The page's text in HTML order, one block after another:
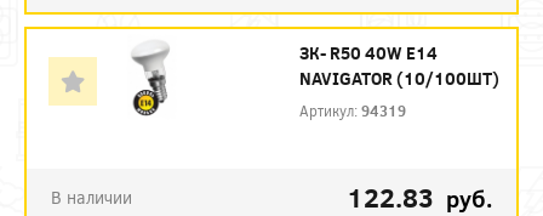
ЗК- R50 40W E14
NAVIGATOR (10/100ШТ)
Артикул:94319
В наличии 122.83 руб.